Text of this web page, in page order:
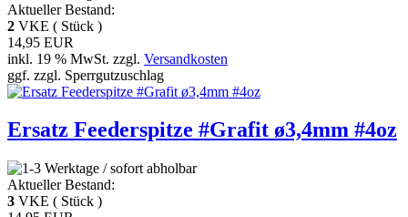
Aktueller Bestand:
2 VKE ( Stück )
14,95 EUR
inkl. 19 % MwSt. zzgl. Versandkosten
ggf. zzgl. Sperrgutzuschlag
Ersatz Feederspitze #Grafit ø3,4mm #4oz
Aktueller Bestand:
3 VKE ( Stück )